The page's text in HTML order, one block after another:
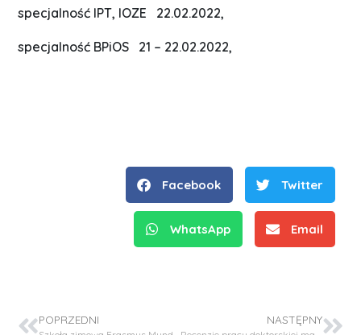
specjalność IPT, IOZE 22.02.2022,
specjalność BPiOS 21 – 22.02.2022,
Facebook Twitter
WhatsApp Email
POPRZEDNI NASTĘPNY